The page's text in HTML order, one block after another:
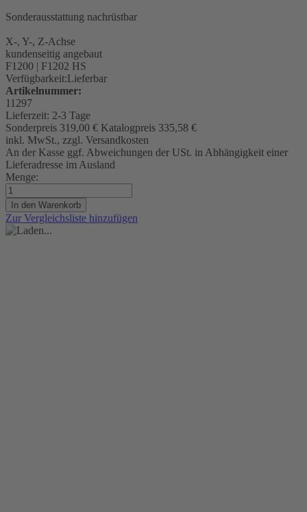
Sonderausstattung nachrüstbar
X-, Y-, Z-Achse
kundenseitig angebaut
F1200 | F1202 HS
Verfügbarkeit:Lieferbar
Artikelnummer:
11297
Lieferzeit: 2-3 Tage
Sonderpreis 319,00 € Katalogpreis 335,58 €
inkl. MwSt., zzgl. Versandkosten
An der Kasse ggf. Abweichungen der USt. in Abhängigkeit einer
Lieferadresse im Ausland
Menge:
In den Warenkorb
Zur Vergleichsliste hinzufügen